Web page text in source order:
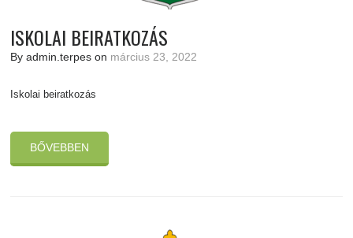
ISKOLAI BEIRATKOZÁS
By admin.terpes on március 23, 2022
Iskolai beiratkozás
BŐVEBBEN